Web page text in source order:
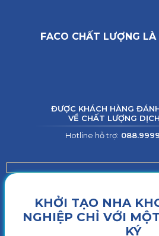
FACO CHẤT LƯỢNG
ĐƯỢC KHÁCH HÀNG
VỀ CHẤT LƯỢNG
Hotline hỗ trợ:
KHỞI TẠO NHA
NGHIỆP CHỈ VỚI
KÝ